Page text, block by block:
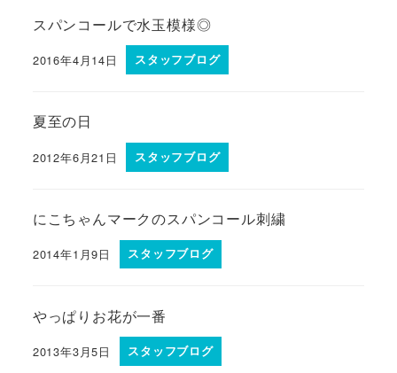
スパンコールで水玉模様◎
2016年4月14日 スタッフブログ
夏至の日
2012年6月21日 スタッフブログ
にこちゃんマークのスパンコール刺繍
2014年1月9日 スタッフブログ
やっぱりお花が一番
2013年3月5日 スタッフブログ